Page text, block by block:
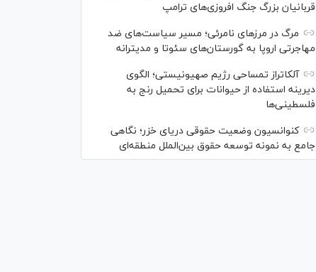
قربانیان بزرگ جنگ افروزی‌های ترامپ
مرگ در مرز‌های نامرئی؛ مسیر سیاست‌های ضد
مهاجرتی اروپا به گورستان‌های سئوتا و مدیترانه
آلکاتراز تمساحی رژیم صهیونیستی؛ الگوی
دیرینه استفاده از حیوانات برای تحمیل رنج به
فلسطینی‌ها
کنوانسیون وضعیت حقوقی دریای خزر؛ نگاهی
جامع به نمونه توسعه حقوق بین‌الملل منطقه‌ای